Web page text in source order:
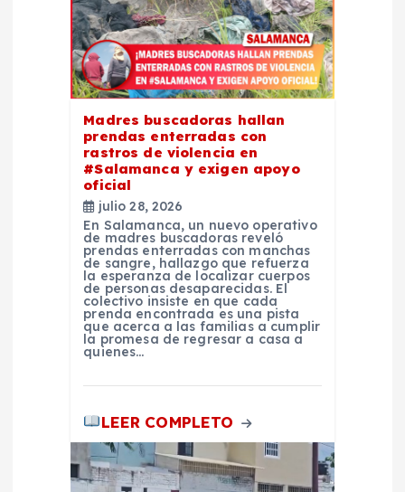
Madres buscadoras hallan
prendas enterradas con
rastros de violencia en
#Salamanca y exigen apoyo
oficial
julio 28, 2026
En Salamanca, un nuevo operativo
de madres buscadoras reveló
prendas enterradas con manchas
de sangre, hallazgo que refuerza
la esperanza de localizar cuerpos
de personas desaparecidas. El
colectivo insiste en que cada
prenda encontrada es una pista
que acerca a las familias a cumplir
la promesa de regresar a casa a
quienes…
LEER COMPLETO